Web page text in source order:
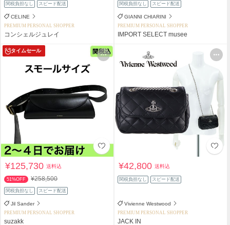
関税負担なし スピード配送
CELINE
PREMIUM PERSONAL SHOPPER
コンシェルジュレイ
関税負担なし スピード配送
GIANNI CHIARINI
PREMIUM PERSONAL SHOPPER
IMPORT SELECT musee
タイムセール
¥125,730送料込
51%OFF ¥258,500
関税負担なし スピード配送
Jil Sander
PREMIUM PERSONAL SHOPPER
suzakk
¥42,800送料込
関税負担なし スピード配送
Vivienne Westwood
PREMIUM PERSONAL SHOPPER
JACK IN